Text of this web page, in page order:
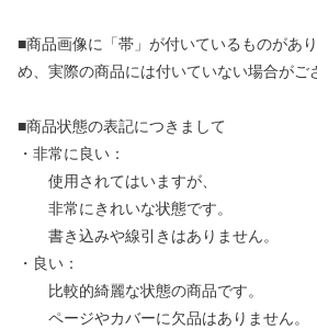
■商品画像に「帯」が付いているものがあ
め、実際の商品には付いていない場合がご
■商品状態の表記につきまして
・非常に良い：
使用されてはいますが、
非常にきれいな状態です。
書き込みや線引きはありません。
・良い：
比較的綺麗な状態の商品です。
ページやカバーに欠品はありません。